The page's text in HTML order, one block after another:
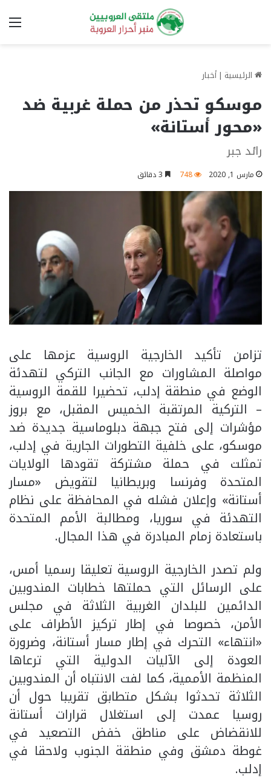
الرئيسية | أخبار
موسكو تحذر من حملة غربية ضد
«محور أستانة»
رائد جبر
مارس 1, 2020 748
تزامن تأكيد الخارجية الروسية عزمها على
مواصلة المشاورات مع الجانب التركي لتهدئة
الوضع في منطقة إدلب، تحضيرا للقمة الروسية
– التركية المرتقبة الخميس المقبل، مع بروز
مؤشرات إلى فتح جبهة دبلوماسية جديدة ضد
موسكو، على خلفية التطورات الجارية في إدلب،
تمثلت في حملة مشتركة تقودها الولايات
المتحدة وفرنسا وبريطانيا لتقويض «مسار
أستانة» وإعلان فشله في المحافظة على نظام
التهدئة في سوريا، ومطالبة الأمم المتحدة
باستعادة زمام المبادرة في هذا المجال.
ولم تصدر الخارجية الروسية تعليقا رسميا أمس،
على الرسائل التي حملتها خطابات المندوبين
الدائمين للبلدان الغربية الثلاثة في مجلس
الأمن، خصوصا في إطار تركيز الأطراف على
«انتهاء» التحرك في إطار مسار أستانة، وضرورة
العودة إلى الآليات الدولية التي ترعاها
المنظمة الأممية، كما لفت الانتباه أن المندوبين
الثلاثة تحدثوا بشكل متطابق تقريبا حول أن
روسيا عمدت إلى استغلال قرارات أستانة
للانقضاض على مناطق خفض التصعيد في
غوطة دمشق وفي منطقة الجنوب ولاحقا في
إدلب.